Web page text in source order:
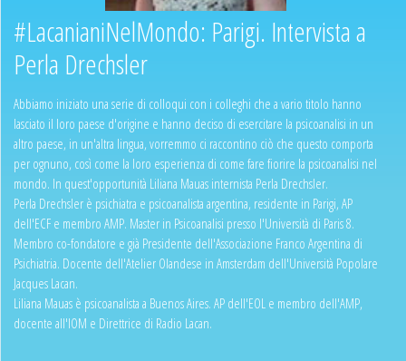
#LacanianiNelMondo: Parigi. Intervista a
Perla Drechsler
Abbiamo iniziato una serie di colloqui con i colleghi che a vario titolo hanno
lasciato il loro paese d'origine e hanno deciso di esercitare la psicoanalisi in un
altro paese, in un'altra lingua, vorremmo ci raccontino ciò che questo comporta
per ognuno, così come la loro esperienza di come fare fiorire la psicoanalisi nel
mondo. In quest'opportunità Liliana Mauas internista Perla Drechsler.
Perla Drechsler è psichiatra e psicoanalista argentina, residente in Parigi, AP
dell'ECF e membro AMP. Master in Psicoanalisi presso l'Università di Paris 8.
Membro co-fondatore e già Presidente dell'Associazione Franco Argentina di
Psichiatria. Docente dell'Atelier Olandese in Amsterdam dell'Università Popolare
Jacques Lacan.
Liliana Mauas è psicoanalista a Buenos Aires. AP dell'EOL e membro dell'AMP,
docente all'IOM e Direttrice di Radio Lacan.